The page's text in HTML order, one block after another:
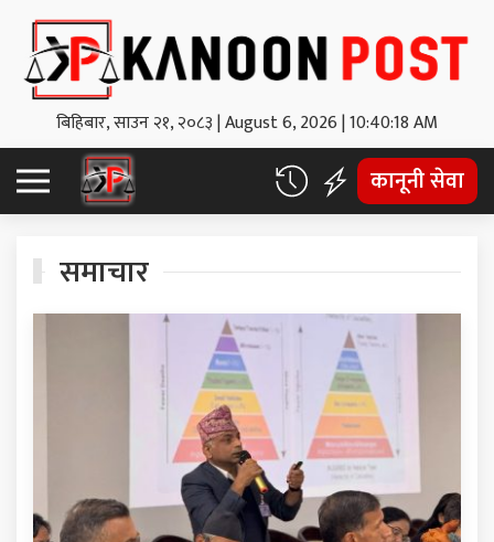
बिहिबार, साउन २१, २०८३|August 6, 2026|10:40:19 AM
कानूनी सेवा
समाचार